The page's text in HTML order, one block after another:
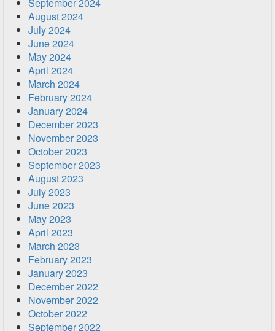
August 2024
July 2024
June 2024
May 2024
April 2024
March 2024
February 2024
January 2024
December 2023
November 2023
October 2023
September 2023
August 2023
July 2023
June 2023
May 2023
April 2023
March 2023
February 2023
January 2023
December 2022
November 2022
October 2022
September 2022